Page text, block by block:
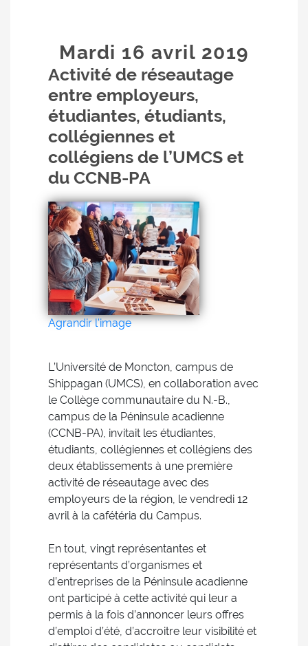
Mardi 16 avril 2019
Activité de réseautage
entre employeurs,
étudiantes, étudiants,
collégiennes et
collégiens de l’UMCS et
du CCNB-PA
Agrandir l'image
L’Université de Moncton, campus de
Shippagan (UMCS), en collaboration avec
le Collège communautaire du N.-B.,
campus de la Péninsule acadienne
(CCNB-PA), invitait les étudiantes,
étudiants, collégiennes et collégiens des
deux établissements à une première
activité de réseautage avec des
employeurs de la région, le vendredi 12
avril à la cafétéria du Campus.
En tout, vingt représentantes et
représentants d’organismes et
d’entreprises de la Péninsule acadienne
ont participé à cette activité qui leur a
permis à la fois d’annoncer leurs offres
d’emploi d’été, d’accroitre leur visibilité et